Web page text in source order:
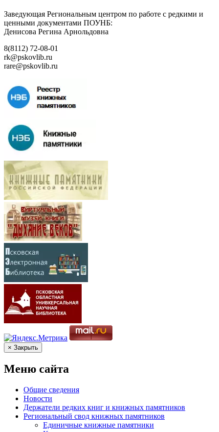
Заведующая Региональным центром по работе с редкими и
ценными документами ПОУНБ:
Денисова Регина Арнольдовна
8(8112) 72-08-01
rk@pskovlib.ru
rare@pskovlib.ru
× Закрыть
Меню сайта
Общие сведения
Новости
Держатели редких книг и книжных памятников
Региональный свод книжных памятников
Единичные книжные памятники